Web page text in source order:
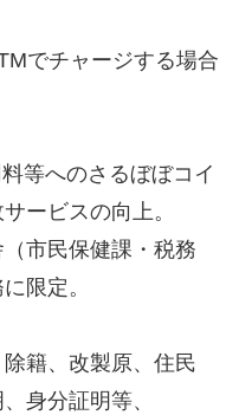
ャージする場合
等へのさるぼぼコイ
ービスの向上。
市民保健課・税務
限定。
籍、改製原、住民
身分証明等、